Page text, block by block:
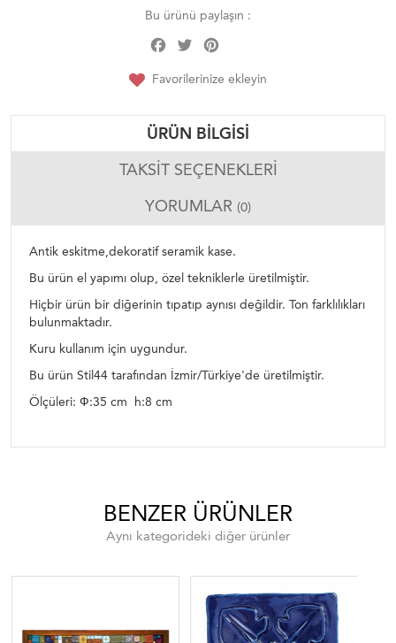
Bu ürünü paylaşın :
Facebook
Twitter
Favorilerinize ekleyin
ÜRÜN BILGISI
TAKSIT SEÇENEKLERI
YORUMLAR (0)
Antik eskitme,dekoratif seramik kase.
Bu ürün el yapımı olup, özel tekniklerle üretilmiştir.
Hiçbir ürün bir diğerinin tıpatıp aynısı değildir. Ton farklılıkları
bulunmaktadır.
Kuru kullanım için uygundur.
Bu ürün Stil44 tarafından İzmir/Türkiye'de üretilmiştir.
Ölçüleri: Ф:35 cm h:8 cm
BENZER ÜRÜNLER
Aynı kategorideki diğer ürünler